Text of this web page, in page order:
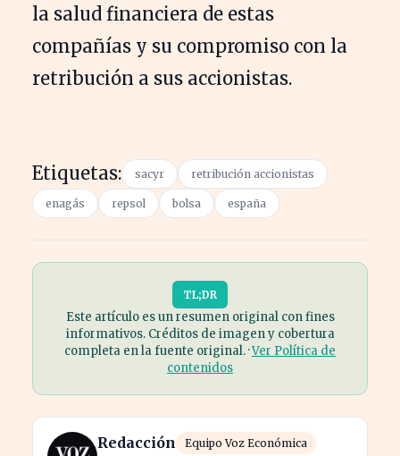
la salud financiera de estas
compañías y su compromiso con la
retribución a sus accionistas.
Etiquetas: sacyr retribución accionistas
enagás repsol bolsa españa
TL;DR
Este artículo es un resumen original con fines
informativos. Créditos de imagen y cobertura
completa en la fuente original. ·Ver Política de
contenidos
Redacción Equipo Voz Económica